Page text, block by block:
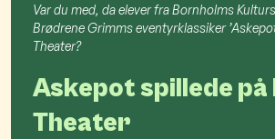
Var du med, da elever fra Bornholms
Brødrene Grimms eventyrklassiker
Theater?
Askepot spillede på
Theater